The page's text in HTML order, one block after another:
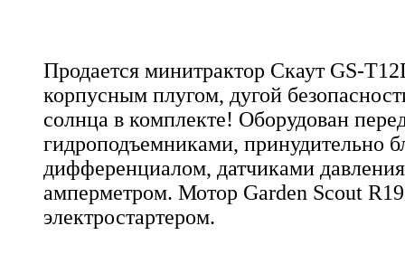
Продается минитрактор Скаут GS-
корпусным плугом, дугой
солнца в комплекте! Оборудован
гидроподъемниками, принудительно
дифференциалом, датчиками
амперметром. Мотор Garden Scout
электростартером.